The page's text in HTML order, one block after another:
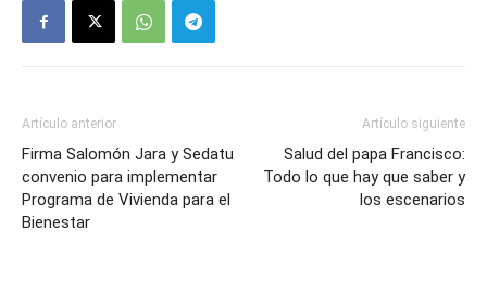
Artículo anterior
Firma Salomón Jara y Sedatu
convenio para implementar
Programa de Vivienda para el
Bienestar
Artículo siguiente
Salud del papa Francisco:
Todo lo que hay que saber y
los escenarios